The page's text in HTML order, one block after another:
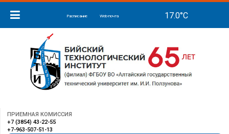
Расписание Web-почта
ПРИЕМНАЯ КОМИССИЯ
+7 (3854) 43-22-55
+7-963-507-51-13